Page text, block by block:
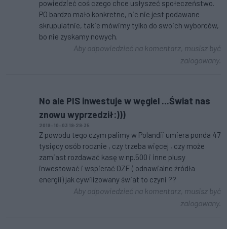
powiedzieć coś czego chce usłyszeć społeczeństwo.
PO bardzo mało konkretne, nic nie jest podawane
skrupulatnie, takie mówimy tylko do swoich wyborców,
bo nie zyskamy nowych.
Aby odpowiedzieć na komentarz, musisz być
zalogowany.
No ale PIS inwestuje w węgiel ...Świat nas
znowu wyprzedził:)))
2019-10-03 19:29:35
Z powodu tego czym palimy w Polandii umiera ponda 47
tysięcy osób rocznie , czy trzeba więcej , czy może
zamiast rozdawać kasę w np.500 i inne plusy
inwestować i wspierać OZE ( odnawialne źródła
energii) jak cywilizowany świat to czyni ??
Aby odpowiedzieć na komentarz, musisz być
zalogowany.